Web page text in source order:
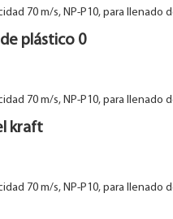
plástico 0
kraft